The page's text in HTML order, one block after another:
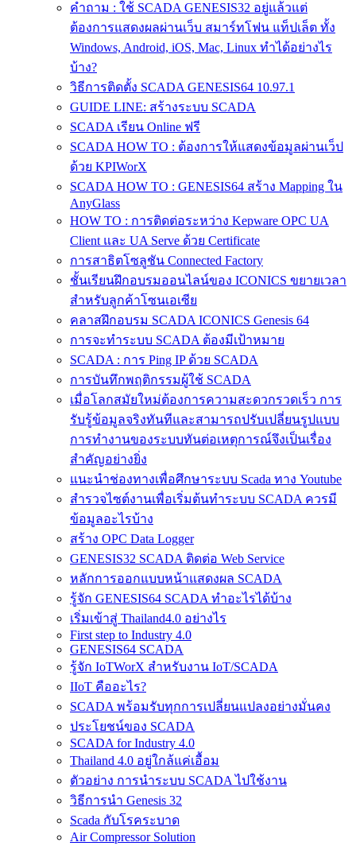
คำถาม : ใช้ SCADA GENESIS32 อยู่แล้วแต่
ต้องการแสดงผลผ่านเว็บ สมาร์ทโฟน แท็ปเล็ต ทั้ง
Windows, Android, iOS, Mac, Linux ทำได้อย่างไร
บ้าง?
วิธีการติดตั้ง SCADA GENESIS64 10.97.1
GUIDE LINE: สร้างระบบ SCADA
SCADA เรียน Online ฟรี
SCADA HOW TO : ต้องการให้แสดงข้อมูลผ่านเว็ป
ด้วย KPIWorX
SCADA HOW TO : GENESIS64 สร้าง Mapping ใน
AnyGlass
HOW TO : การติดต่อระหว่าง Kepware OPC UA
Client และ UA Serve ด้วย Certificate
การสาธิตโซลูชัน Connected Factory
ชั้นเรียนฝึกอบรมออนไลน์ของ ICONICS ขยายเวลา
สำหรับลูกค้าโซนเอเซีย
คลาสฝึกอบรม SCADA ICONICS Genesis 64
การจะทำระบบ SCADA ต้องมีเป้าหมาย
SCADA : การ Ping IP ด้วย SCADA
การบันทึกพฤติกรรมผู้ใช้ SCADA
เมื่อโลกสมัยใหม่ต้องการความสะดวกรวดเร็ว การ
รับรู้ข้อมูลจริงทันทีและสามารถปรับเปลี่ยนรูปแบบ
การทำงานของระบบทันต่อเหตุการณ์จึงเป็นเรื่อง
สำคัญอย่างยิ่ง
แนะนำช่องทางเพื่อศึกษาระบบ Scada ทาง Youtube
สำรวจไซต์​งานเพื่อเริ่มต้นทำระบบ SCADA ควรมี
ข้อมูลอะไรบ้าง
สร้าง OPC Data Logger
GENESIS32 SCADA ติดต่อ Web Service
หลักการออกแบบหน้าแสดงผล SCADA
รู้จัก GENESIS64 SCADA ทำอะไรได้บ้าง
เริ่มเข้าสู่ Thailand4.0 อย่างไร
First step to Industry 4.0
GENESIS64 SCADA
รู้จัก IoTWorX สำหรับงาน IoT/SCADA
IIoT คืออะไร?
SCADA พร้อมรับทุกการเปลี่ยนแปลงอย่างมั่นคง
ประโยชน์ของ SCADA
SCADA for Industry 4.0
Thailand 4.0 อยู่ใกล้แค่เอื้อม
ตัวอย่าง การนำระบบ SCADA ไปใช้งาน
วิธีการนำ Genesis 32
Scada กับโรคระบาด
Air Compressor Solution